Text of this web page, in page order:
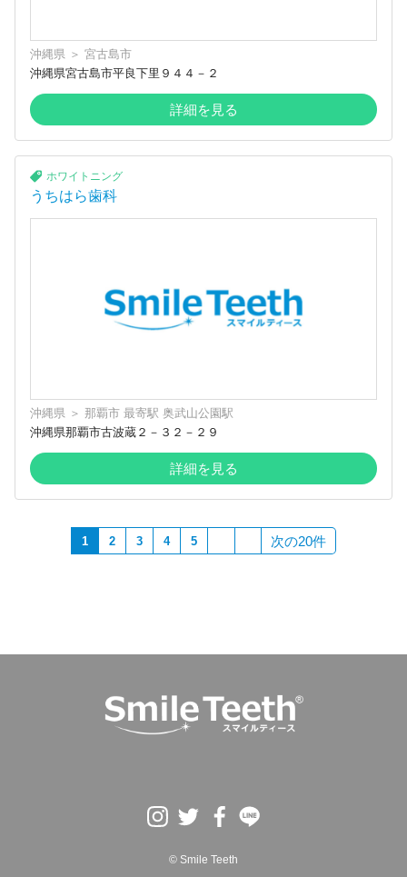
沖縄県 ＞ 宮古島市
沖縄県宮古島市平良下里９４４－２
詳細を見る
ホワイトニング
うちはら歯科
沖縄県 ＞ 那覇市 最寄駅 奥武山公園駅
沖縄県那覇市古波蔵２－３２－２９
詳細を見る
1 2 3 4 5 次の20件
© Smile Teeth